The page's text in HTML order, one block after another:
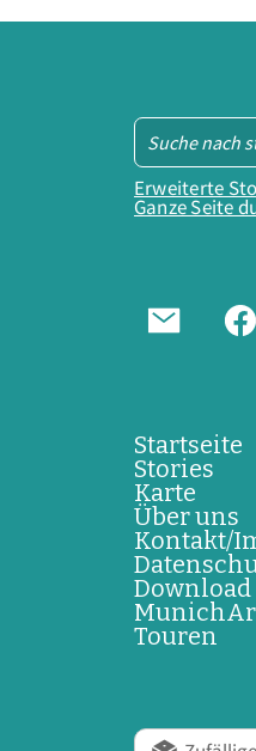
Erweiterte
Ganze Seite
Startseite
Stories
Karte
Über uns
Kontakt/
Download
Touren